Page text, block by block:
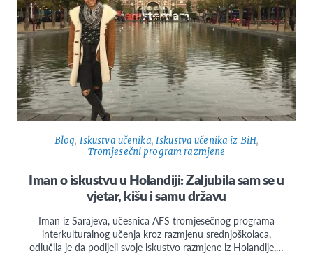
Blog, Iskustva učenika, Iskustva učenika iz BiH,
Tromjesečni program razmjene
Iman o iskustvu u Holandiji: Zaljubila sam se u
vjetar, kišu i samu državu
Iman iz Sarajeva, učesnica AFS tromjesečnog programa
interkulturalnog učenja kroz razmjenu srednjoškolaca,
odlučila je da podijeli svoje iskustvo razmjene iz Holandije,…